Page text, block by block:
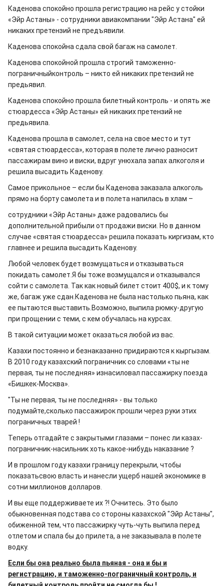
Каденова спокойно прошла регистрацию на рейс у стойки
«Эйр Астаны» - сотрудники авиакомпании "Эйр Астана" ей
никаких претензий не предъявили.
Каденова спокойна сдала свой багаж на самолет.
Каденова спокойной прошла строгий таможенно-
пограничныйконтроль – никто ей никаких претензий не
предьявил.
Каденова спокойно прошла билетный контроль - и опять же
стюардесса «Эйр Астаны» ей никаких претензий не
предьявила.
Каденова прошла в самолет, села на свое место и тут
«святая стюардесса», которая в полете лично разносит
пассажирам вино и виски, вдруг унюхала запах алкоголя и
решила высадить Каденову.
Самое прикольное – если бы Каденова заказала алкоголь
прямо на борту самолета и в полета напилась в хлам –
сотрудники «Эйр Астаны» даже радовались бы
дополнительной прибыли от продажи виски. Но в данном
случае «святая стюардесса» решила показать киргизам, кто
главнее и решила высадить Каденову.
Любой человек будет возмущаться и отказываться
покидать самолет.Я бы тоже возмущался и отказывался
сойти с самолета. Так как новый билет стоит 400$, и к тому
же, багаж уже сдан.Каденова не была настолько пьяна, как
ее пытаются выставить.Возможно, выпила рюмку-другую
при прощении с теми, с кем обучалась на курсах.
В такой ситуации может оказаться любой из вас.
Казахи постоянно и безнаказанно придираются к кыргызам.
В 2010 году казахский пограничник со словами «ты не
первая, ты не последняя» изнасиловал пассажирку поезда
«Бишкек-Москва».
"Ты не первая, ты не последняя» - вы только
подумайте,сколько пассажирок прошли через руки этих
пограничных тварей !
Теперь отгадайте с закрытыми глазами – понес ли казах-
пограничник-насильник хоть какое-нибудь наказание ?
И в прошлом году казахи границу перекрыли, чтобы
показатьсвою власть и нанесли ущерб нашей экономике в
сотни миллионов долларов.
И вы еще поддерживаете их ?! Очнитесь. Это было
обыкновенная подстава со стороны казахской "Эйр Астаны",
обиженной тем, что пассажирку чуть-чуть выпила перед
отлетом и спала бы до прилета, а не заказывала в полете
водку.
Если бы она реально была пьяная - она и бы и
регистрацию, и таможенно-пограничный контроль, и